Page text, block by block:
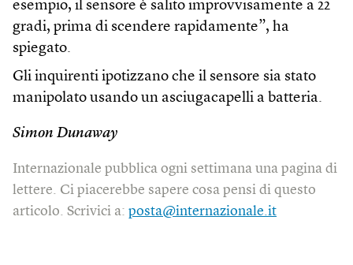
esempio, il sensore è salito improvvisamente a 22
gradi, prima di scendere rapidamente”, ha
spiegato.
Gli inquirenti ipotizzano che il sensore sia stato
manipolato usando un asciugacapelli a batteria.
Simon Dunaway
Internazionale pubblica ogni settimana una pagina di
lettere. Ci piacerebbe sapere cosa pensi di questo
articolo. Scrivici a: posta@internazionale.it